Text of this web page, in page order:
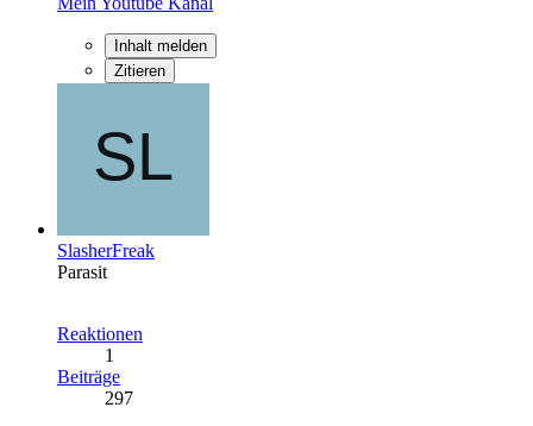
Inhalt melden
Zitieren
SlasherFreak
Parasit
Reaktionen
1
Beiträge
297